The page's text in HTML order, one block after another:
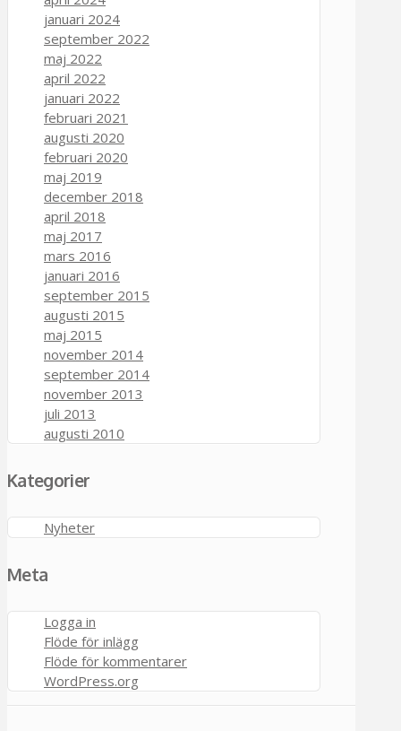
januari 2024
september 2022
maj 2022
april 2022
januari 2022
februari 2021
augusti 2020
februari 2020
maj 2019
december 2018
april 2018
maj 2017
mars 2016
januari 2016
september 2015
augusti 2015
maj 2015
november 2014
september 2014
november 2013
juli 2013
augusti 2010
Kategorier
Nyheter
Meta
Logga in
Flöde för inlägg
Flöde för kommentarer
WordPress.org